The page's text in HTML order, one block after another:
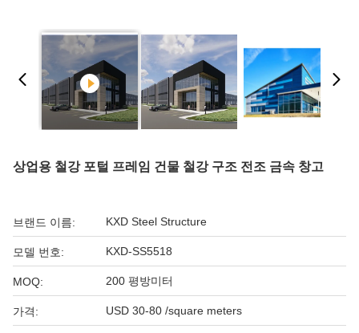
상업용 철강 포털 프레임 건물 철강 구조 전조 금속 창고
브랜드 이름: KXD Steel Structure
모델 번호: KXD-SS5518
MOQ: 200 평방미터
가격: USD 30-80 /square meters